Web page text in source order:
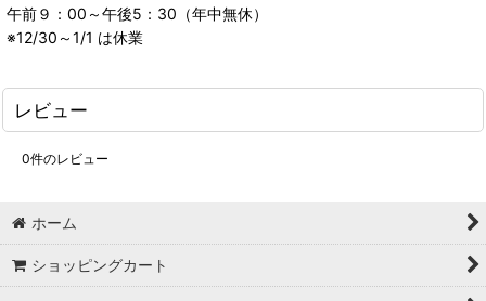
午前９：00～午後5：30（年中無休）
※12/30～1/1 は休業
レビュー
0件のレビュー
ホーム
ショッピングカート